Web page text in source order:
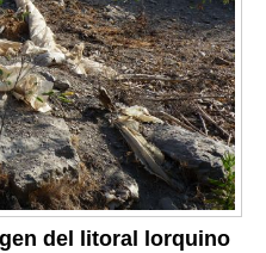
del litoral lorquino